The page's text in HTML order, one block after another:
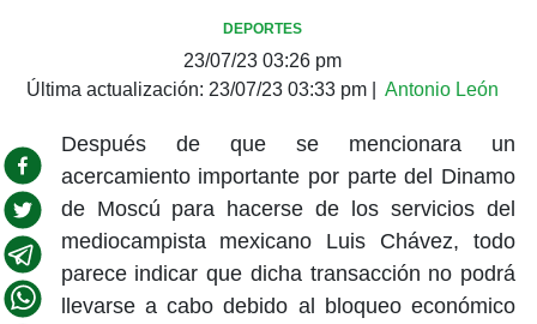
DEPORTES
23/07/23 03:26 pm
Última actualización: 23/07/23 03:33 pm Antonio León
Después de que se mencionara un
acercamiento importante por parte del Dinamo
de Moscú para hacerse de los servicios del
mediocampista mexicano Luis Chávez, todo
parece indicar que dicha transacción no podrá
llevarse a cabo debido al bloqueo económico